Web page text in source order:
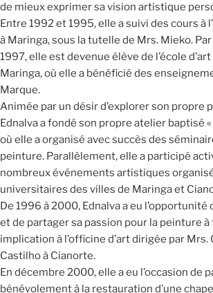
de mieux exprimer sa vision artistique
Entre 1992 et 1995, elle a suivi des cours à
à Maringa, sous la tutelle de Mrs. Mieko.
1997, elle est devenue élève de l’école
Maringa, où elle a bénéficié des
Marque.
Animée par un désir d’explorer son propre
Ednalva a fondé son propre atelier baptisé «
où elle a organisé avec succès des
peinture. Parallèlement, elle a participé
nombreux événements artistiques
universitaires des villes de Maringa et
De 1996 à 2000, Ednalva a eu l’opportunité
et de partager sa passion pour la peinture à
implication à l’officine d’art dirigée par Mrs.
Castilho à Cianorte.
En décembre 2000, elle a eu l’occasion de
bénévolement à la restauration d’une